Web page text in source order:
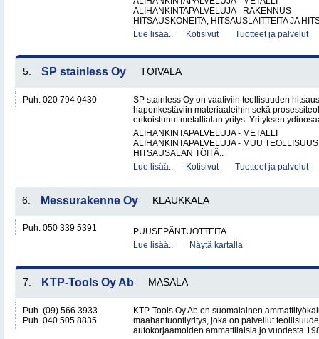
ALIHANKINTAPALVELUJA - RAKENNUS
HITSAUSKONEITA, HITSAUSLAITTEITA JA
Lue lisää..
Kotisivut Tuotteet ja palvelut
5. SP stainless Oy TOIVALA
Puh. 020 794 0430
SP stainless Oy on vaativiin teollisuuden
haponkestäviin materiaaleihin sekä
erikoistunut metallialan yritys. Yrityksen
ALIHANKINTAPALVELUJA - METALLI
ALIHANKINTAPALVELUJA - MUU TEOLLISUUS
HITSAUSALAN TÖITÄ..
Lue lisää..
Kotisivut Tuotteet ja palvelut
6. Messurakenne Oy KLAUKKALA
Puh. 050 339 5391
PUUSEPÄNTUOTTEITA
Lue lisää..
Näytä kartalla
7. KTP-Tools Oy Ab MASALA
Puh. (09) 566 3933
Puh. 040 505 8835
KTP-Tools Oy Ab on suomalainen
maahantuontiyritys, joka on palvellut
autokorjaamoiden ammattilaisia jo vuodesta